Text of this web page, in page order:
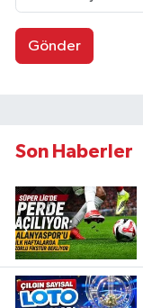
Gönder
Son Haberler